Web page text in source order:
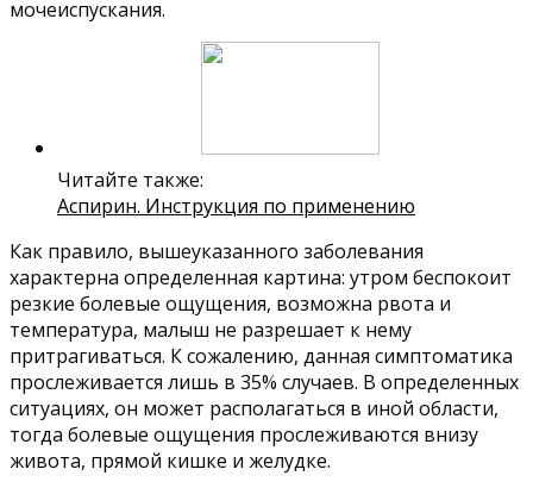
мочеиспускания.
Читайте также:
Аспирин. Инструкция по применению
Как правило, вышеуказанного заболевания
характерна определенная картина: утром беспокоит
резкие болевые ощущения, возможна рвота и
температура, малыш не разрешает к нему
притрагиваться. К сожалению, данная симптоматика
прослеживается лишь в 35% случаев. В определенных
ситуациях, он может располагаться в иной области,
тогда болевые ощущения прослеживаются внизу
живота, прямой кишке и желудке.